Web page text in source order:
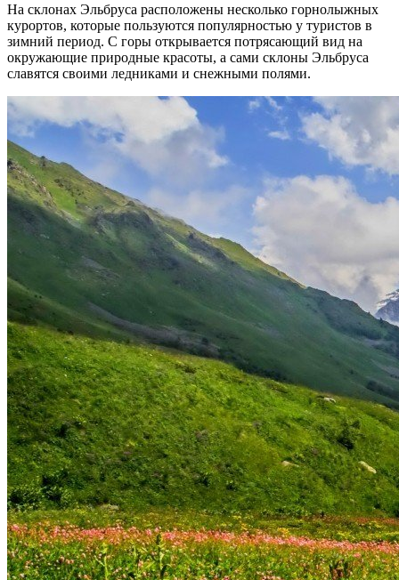
На склонах Эльбруса расположены несколько горнолыжных
курортов, которые пользуются популярностью у туристов в
зимний период. С горы открывается потрясающий вид на
окружающие природные красоты, а сами склоны Эльбруса
славятся своими ледниками и снежными полями.